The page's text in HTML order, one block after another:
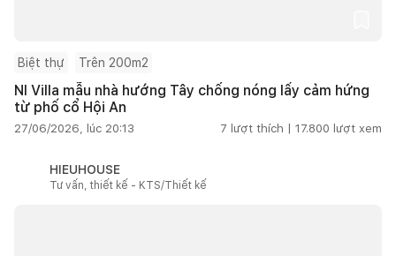
Biệt thự Trên 200m2
NI Villa mẫu nhà hướng Tây chống nóng lấy cảm hứng
từ phố cổ Hội An
27/06/2026, lúc 20:13 7 lượt thích | 17.800 lượt xem
HIEUHOUSE
Tư vấn, thiết kế - KTS/Thiết kế